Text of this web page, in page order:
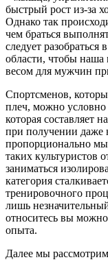
быстрый рост из-за
Однако так
чем браться
следует
области, чтобы наша
весом для мужчин
Спортсменов,
плеч, можно условно
которая составляет
при получении даже
пропорционально
таких культуристов
заниматься
категория
тренировочного
лишь
относитесь вы
опыта.
Далее мы